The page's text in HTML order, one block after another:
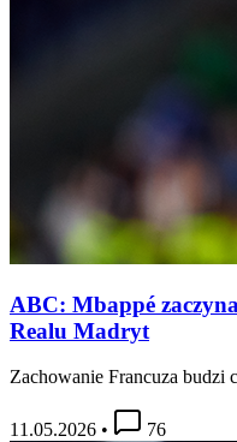
ABC: Mbappé
Realu Madryt
Zachowanie Francuza budzi
11.05.2026 • 76